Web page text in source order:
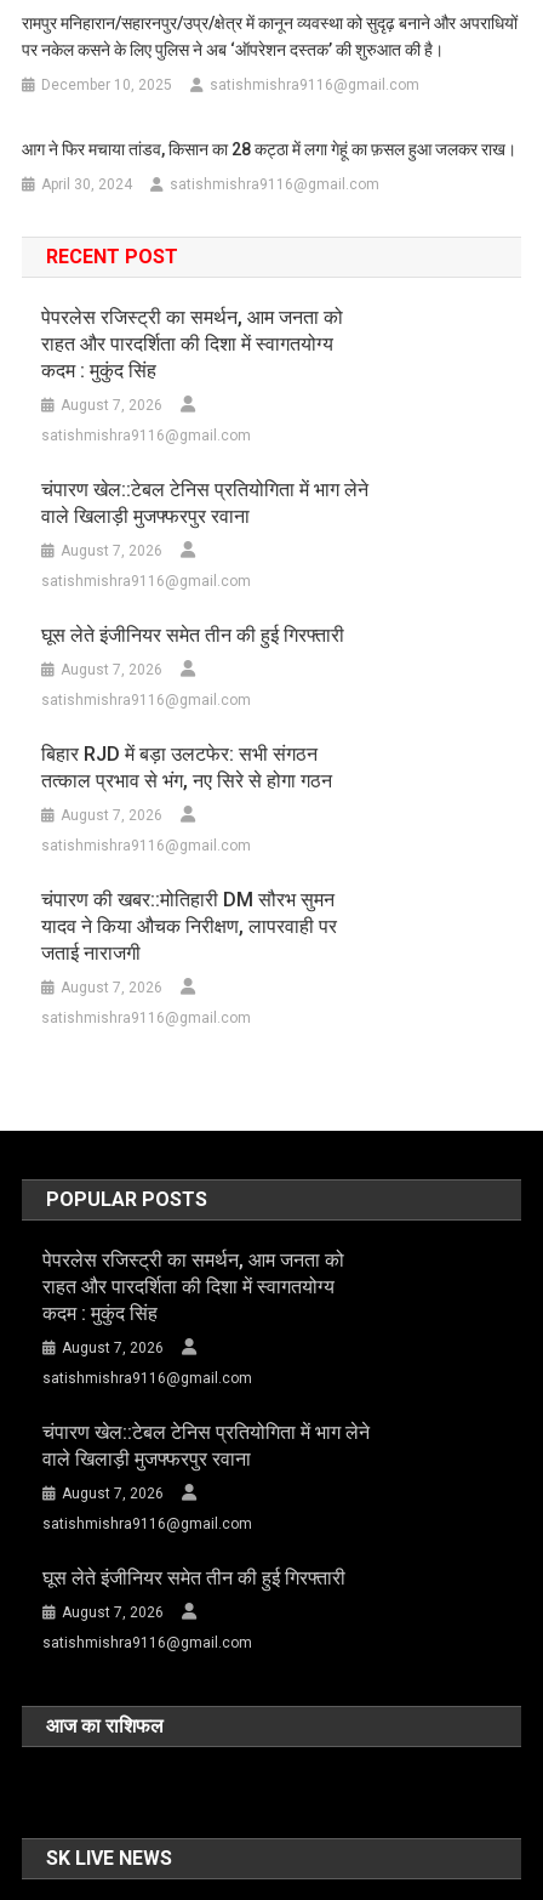
रामपुर मनिहारान/सहारनपुर/उप्र/क्षेत्र में कानून व्यवस्था को सुदृढ़ बनाने और अपराधियों
पर नकेल कसने के लिए पुलिस ने अब ‘ऑपरेशन दस्तक’ की शुरुआत की है।
December 10, 2025 satishmishra9116@gmail.com
आग ने फिर मचाया तांडव, किसान का 28 कट्ठा में लगा गेहूं का फ़सल हुआ जलकर राख।
April 30, 2024 satishmishra9116@gmail.com
RECENT POST
पेपरलेस रजिस्ट्री का समर्थन, आम जनता को
राहत और पारदर्शिता की दिशा में स्वागतयोग्य
कदम : मुकुंद सिंह
August 7, 2026
satishmishra9116@gmail.com
चंपारण खेल::टेबल टेनिस प्रतियोगिता में भाग लेने
वाले खिलाड़ी मुजफ्फरपुर रवाना
August 7, 2026
satishmishra9116@gmail.com
घूस लेते इंजीनियर समेत तीन की हुई गिरफ्तारी
August 7, 2026
satishmishra9116@gmail.com
बिहार RJD में बड़ा उलटफेर: सभी संगठन
तत्काल प्रभाव से भंग, नए सिरे से होगा गठन
August 7, 2026
satishmishra9116@gmail.com
चंपारण की खबर::मोतिहारी DM सौरभ सुमन
यादव ने किया औचक निरीक्षण, लापरवाही पर
जताई नाराजगी
August 7, 2026
satishmishra9116@gmail.com
POPULAR POSTS
पेपरलेस रजिस्ट्री का समर्थन, आम जनता को
राहत और पारदर्शिता की दिशा में स्वागतयोग्य
कदम : मुकुंद सिंह
August 7, 2026
satishmishra9116@gmail.com
चंपारण खेल::टेबल टेनिस प्रतियोगिता में भाग लेने
वाले खिलाड़ी मुजफ्फरपुर रवाना
August 7, 2026
satishmishra9116@gmail.com
घूस लेते इंजीनियर समेत तीन की हुई गिरफ्तारी
August 7, 2026
satishmishra9116@gmail.com
आज का राशिफल
SK LIVE NEWS